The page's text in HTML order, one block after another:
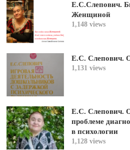
Е.С.Слепович.
Женщиной
1,148 views
Е.С. Слепович.
1,131 views
Е.С. Слепович.
проблеме
в психологии
1,128 views